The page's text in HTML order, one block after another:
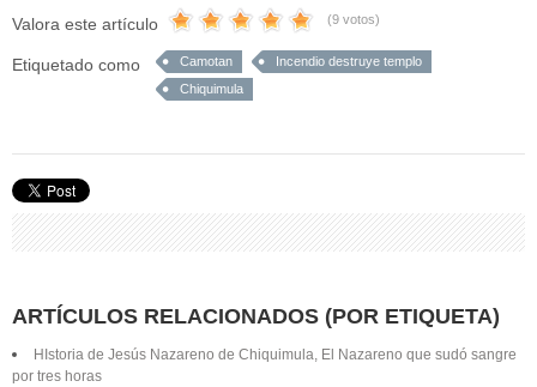
Valora este artículo (9 votos)
Etiquetado como Camotan
Incendio destruye templo
Chiquimula
ARTÍCULOS RELACIONADOS (POR ETIQUETA)
HIstoria de Jesús Nazareno de Chiquimula, El Nazareno que sudó sangre
por tres horas